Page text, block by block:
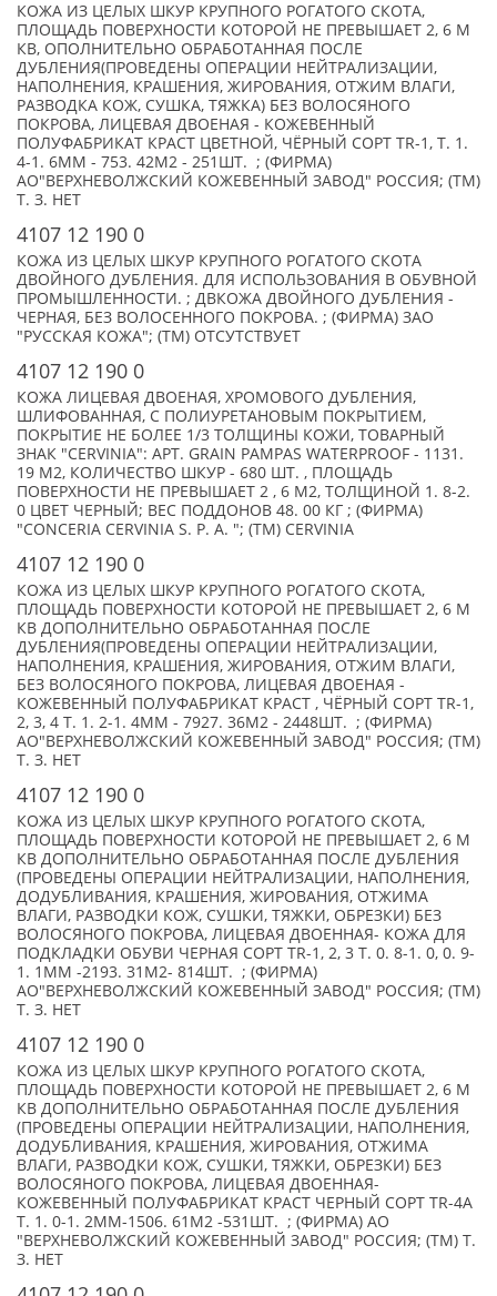
КОЖА ИЗ ЦЕЛЫХ ШКУР КРУПНОГО РОГАТОГО СКОТА,
ПЛОЩАДЬ ПОВЕРХНОСТИ КОТОРОЙ НЕ ПРЕВЫШАЕТ 2, 6 М
КВ, ОПОЛНИТЕЛЬНО ОБРАБОТАННАЯ ПОСЛЕ
ДУБЛЕНИЯ(ПРОВЕДЕНЫ ОПЕРАЦИИ НЕЙТРАЛИЗАЦИИ,
НАПОЛНЕНИЯ, КРАШЕНИЯ, ЖИРОВАНИЯ, ОТЖИМ ВЛАГИ,
РАЗВОДКА КОЖ, СУШКА, ТЯЖКА) БЕЗ ВОЛОСЯНОГО
ПОКРОВА, ЛИЦЕВАЯ ДВОЕНАЯ - КОЖЕВЕННЫЙ
ПОЛУФАБРИКАТ КРАСТ ЦВЕТНОЙ, ЧЁРНЫЙ СОРТ TR-1, Т. 1.
4-1. 6ММ - 753. 42М2 - 251ШТ. ; (ФИРМА)
АО"ВЕРХНЕВОЛЖСКИЙ КОЖЕВЕННЫЙ ЗАВОД" РОССИЯ; (TM)
Т. З. НЕТ
4107 12 190 0
КОЖА ИЗ ЦЕЛЫХ ШКУР КРУПНОГО РОГАТОГО СКОТА
ДВОЙНОГО ДУБЛЕНИЯ. ДЛЯ ИСПОЛЬЗОВАНИЯ В ОБУВНОЙ
ПРОМЫШЛЕННОСТИ. ; ДВКОЖА ДВОЙНОГО ДУБЛЕНИЯ -
ЧЕРНАЯ, БЕЗ ВОЛОСЕННОГО ПОКРОВА. ; (ФИРМА) ЗАО
"РУССКАЯ КОЖА"; (TM) ОТСУТСТВУЕТ
4107 12 190 0
КОЖА ЛИЦЕВАЯ ДВОЕНАЯ, ХРОМОВОГО ДУБЛЕНИЯ,
ШЛИФОВАННАЯ, С ПОЛИУРЕТАНОВЫМ ПОКРЫТИЕМ,
ПОКРЫТИЕ НЕ БОЛЕЕ 1/3 ТОЛЩИНЫ КОЖИ, ТОВАРНЫЙ
ЗНАК "CERVINIA": АРТ. GRAIN PAMPAS WATERPROOF - 1131.
19 М2, КОЛИЧЕСТВО ШКУР - 680 ШТ. , ПЛОЩАДЬ
ПОВЕРХНОСТИ НЕ ПРЕВЫШАЕТ 2 , 6 М2, ТОЛЩИНОЙ 1. 8-2.
0 ЦВЕТ ЧЕРНЫЙ; ВЕС ПОДДОНОВ 48. 00 КГ ; (ФИРМА)
"CONCERIA CERVINIA S. P. A. "; (TM) CERVINIA
4107 12 190 0
КОЖА ИЗ ЦЕЛЫХ ШКУР КРУПНОГО РОГАТОГО СКОТА,
ПЛОЩАДЬ ПОВЕРХНОСТИ КОТОРОЙ НЕ ПРЕВЫШАЕТ 2, 6 М
КВ ДОПОЛНИТЕЛЬНО ОБРАБОТАННАЯ ПОСЛЕ
ДУБЛЕНИЯ(ПРОВЕДЕНЫ ОПЕРАЦИИ НЕЙТРАЛИЗАЦИИ,
НАПОЛНЕНИЯ, КРАШЕНИЯ, ЖИРОВАНИЯ, ОТЖИМ ВЛАГИ,
БЕЗ ВОЛОСЯНОГО ПОКРОВА, ЛИЦЕВАЯ ДВОЕНАЯ -
КОЖЕВЕННЫЙ ПОЛУФАБРИКАТ КРАСТ , ЧЁРНЫЙ СОРТ TR-1,
2, 3, 4 Т. 1. 2-1. 4ММ - 7927. 36М2 - 2448ШТ. ; (ФИРМА)
АО"ВЕРХНЕВОЛЖСКИЙ КОЖЕВЕННЫЙ ЗАВОД" РОССИЯ; (TM)
Т. З. НЕТ
4107 12 190 0
КОЖА ИЗ ЦЕЛЫХ ШКУР КРУПНОГО РОГАТОГО СКОТА,
ПЛОЩАДЬ ПОВЕРХНОСТИ КОТОРОЙ НЕ ПРЕВЫШАЕТ 2, 6 М
КВ ДОПОЛНИТЕЛЬНО ОБРАБОТАННАЯ ПОСЛЕ ДУБЛЕНИЯ
(ПРОВЕДЕНЫ ОПЕРАЦИИ НЕЙТРАЛИЗАЦИИ, НАПОЛНЕНИЯ,
ДОДУБЛИВАНИЯ, КРАШЕНИЯ, ЖИРОВАНИЯ, ОТЖИМА
ВЛАГИ, РАЗВОДКИ КОЖ, СУШКИ, ТЯЖКИ, ОБРЕЗКИ) БЕЗ
ВОЛОСЯНОГО ПОКРОВА, ЛИЦЕВАЯ ДВОЕННАЯ- КОЖА ДЛЯ
ПОДКЛАДКИ ОБУВИ ЧЕРНАЯ СОРТ TR-1, 2, 3 Т. 0. 8-1. 0, 0. 9-
1. 1ММ -2193. 31М2- 814ШТ. ; (ФИРМА)
АО"ВЕРХНЕВОЛЖСКИЙ КОЖЕВЕННЫЙ ЗАВОД" РОССИЯ; (TM)
Т. З. НЕТ
4107 12 190 0
КОЖА ИЗ ЦЕЛЫХ ШКУР КРУПНОГО РОГАТОГО СКОТА,
ПЛОЩАДЬ ПОВЕРХНОСТИ КОТОРОЙ НЕ ПРЕВЫШАЕТ 2, 6 М
КВ ДОПОЛНИТЕЛЬНО ОБРАБОТАННАЯ ПОСЛЕ ДУБЛЕНИЯ
(ПРОВЕДЕНЫ ОПЕРАЦИИ НЕЙТРАЛИЗАЦИИ, НАПОЛНЕНИЯ,
ДОДУБЛИВАНИЯ, КРАШЕНИЯ, ЖИРОВАНИЯ, ОТЖИМА
ВЛАГИ, РАЗВОДКИ КОЖ, СУШКИ, ТЯЖКИ, ОБРЕЗКИ) БЕЗ
ВОЛОСЯНОГО ПОКРОВА, ЛИЦЕВАЯ ДВОЕННАЯ-
КОЖЕВЕННЫЙ ПОЛУФАБРИКАТ КРАСТ ЧЕРНЫЙ СОРТ TR-4А
Т. 1. 0-1. 2ММ-1506. 61М2 -531ШТ. ; (ФИРМА) АО
"ВЕРХНЕВОЛЖСКИЙ КОЖЕВЕННЫЙ ЗАВОД" РОССИЯ; (TM) Т.
З. НЕТ